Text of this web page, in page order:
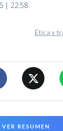
| 22:58
Ética y
VER RESUMEN